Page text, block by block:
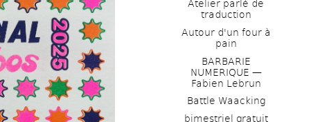
Atelier parlé de
traduction
Autour d'un four à
pain
BARBARIE
NUMERIQUE —
Fabien Lebrun
Battle Waacking
bimestriel gratuit